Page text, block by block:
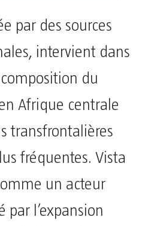
par des sources
intervient dans
du
Afrique centrale
transfrontalières
fréquentes. Vista
un acteur
par l’expansion